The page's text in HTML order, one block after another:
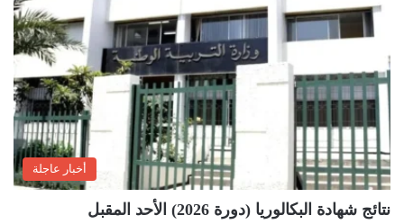
أخبار عاجلة
نتائج شهادة البكالوريا (دورة 2026) الأحد المقبل